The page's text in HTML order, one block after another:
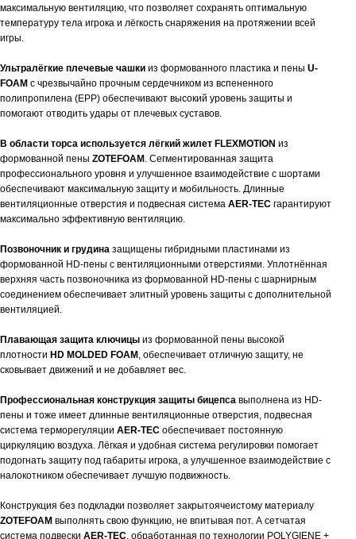
максимальную вентиляцию, что позволяет сохранять оптимальную
температуру тела игрока и лёгкость снаряжения на протяжении всей
игры.
Ультралёгкие плечевые чашки из формованного пластика и пены U-
FOAM с чрезвычайно прочным сердечником из вспененного
полипропилена (EPP) обеспечивают высокий уровень защиты и
помогают отводить удары от плечевых суставов.
В области торса используется лёгкий жилет FLEXMOTION из
формованной пены ZOTEFOAM . Сегментированная защита
профессионального уровня и улучшенное взаимодействие с шортами
обеспечивают максимальную защиту и мобильность. Длинные
вентиляционные отверстия и подвесная система AER-TEC гарантируют
максимально эффективную вентиляцию.
Позвоночник и грудина защищены гибридными пластинами из
формованной HD-пены с вентиляционными отверстиями. Уплотнённая
верхняя часть позвоночника из формованной HD-пены с шарнирным
соединением обеспечивает элитный уровень защиты с дополнительной
вентиляцией.
Плавающая защита ключицы из формованной пены высокой
плотности HD MOLDED FOAM , обеспечивает отличную защиту, не
сковывает движений и не добавляет вес.
Профессиональная конструкция защиты бицепса выполнена из HD-
пены и тоже имеет длинные вентиляционные отверстия, подвесная
система терморегуляции AER-TEC обеспечивает постоянную
циркуляцию воздуха. Лёгкая и удобная система регулировки помогает
подогнать защиту под габариты игрока, а улучшенное взаимодействие с
налокотником обеспечивает лучшую подвижность.
Конструкция без подкладки позволяет закрытоячеистому материалу
ZOTEFOAM выполнять свою функцию, не впитывая пот. А сетчатая ​​
система подвески AER-TEC, обработанная по технологии POLYGIENE +